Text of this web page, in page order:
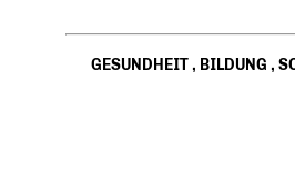
GESUNDHEIT, BILDUNG ,